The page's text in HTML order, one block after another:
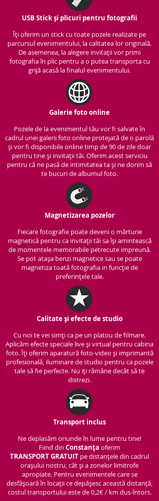
USB Stick și plicuri pentru fotografii
Îți oferim un stick cu toate pozele realizate pe
parcursul evenimentului, la calitatea lor originală.
De asemenea, la alegere invitații vor primi
fotografia în plic pentru a o putea transporta cu
grijă acasă la finalul evenimentului.
Galerie foto online
Pozele de la evenimentul tău vor fi salvate în
cadrul unei galerii foto online protejată de o parolă
și vor fi disponibile online timp de 90 de zile doar
pentru tine și invitații tăi. Oferim acest serviciu
pentru că ne pasă de intimitatea ta și ne dorim să
te bucuri de albumul foto.
Magnetizarea pozelor
Fiecare fotografie poate deveni o mărturie
magnetică pentru ca invitații tăi sa își amintească
de momentele memorabile petrecute impreună.
Se pot atașa benzi magnetice sau se poate
magnetiza toată fotografia in funcție de
preferințele tale.
Calitate și efecte de studio
Cu noi te vei simți ca pe un platou de filmare.
Aplicăm efecte speciale live și virtual pentru cabina
foto. Îți oferim aparatură foto-video și imprimantă
profesională, iluminare de studio pentru ca pozele
tale să fie perfecte. Nu iți rămâne decât să te
distrezi.
Transport inclus
Ne deplasăm oriunde în lume pentru tine!
Fiind din Constanța oferim
TRANSPORTGRATUIT pe distanțele din cadrul
orașului nostru, cât și a zonelor limitrofe
apropiate. Pentru evenimentele care se
desfășoară în locații ce depășesc această distanță,
costul transportului este de 0,2€ / km dus-întors.